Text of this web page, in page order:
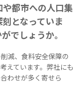
都市への人口集
となっていま
でしょうか。
減、食料安全保障の
えています。弊社にも
わせが多く寄せら